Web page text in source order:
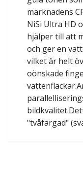
marknadens
NiSi Ultra HD
hjälper till att
och ger en
vilket är helt
oönskade
"tvåfärgad"